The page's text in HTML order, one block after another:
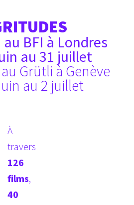
BFI à Londres
au 31 juillet
Grütli à Genève
au 2 juillet
À
travers
126
films,
40